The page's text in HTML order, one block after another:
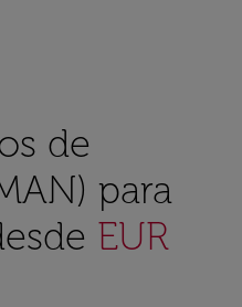
de
para
EUR